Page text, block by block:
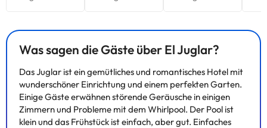
Was sagen die Gäste über El Juglar?
Das Juglar ist ein gemütliches und romantisches Hotel mit
wunderschöner Einrichtung und einem perfekten Garten.
Einige Gäste erwähnen störende Geräusche in einigen
Zimmern und Probleme mit dem Whirlpool. Der Pool ist
klein und das Frühstück ist einfach, aber gut. Einfaches